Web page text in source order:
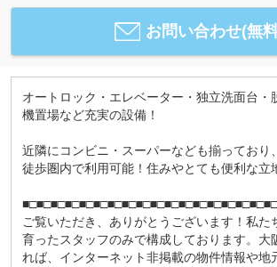
お問い合わせ(無
オートロック・エレベーター・独立洗面台・
機置場など充実の設備！
近隣にコンビニ・スーパーなども揃っており
徒歩圏内で利用可能！住みやとても便利な立
ご覧いただき、ありがとうございます！私た
育ったスタッフのみで構成しております。大
れば、インターネット非掲載の物件情報や地